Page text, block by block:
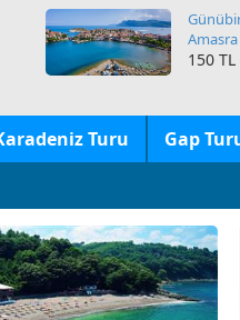
Karadeniz Turu Gap Turu
150 TL